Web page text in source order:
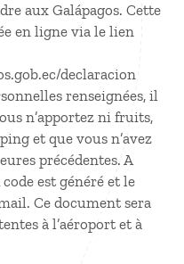
aux Galápagos. Cette
en ligne via le lien
declaracion
renseignées, il
n’apportez ni fruits,
et que vous n’avez
précédentes. A
est généré et le
Ce document sera
à l’aéroport et à